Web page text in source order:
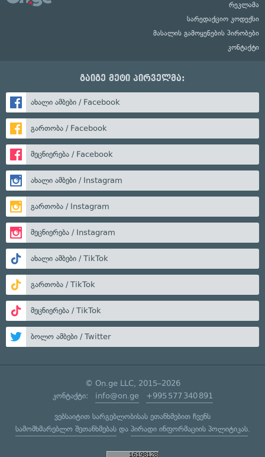
რეკლამა
სარედაქციო კოდექსი
მასალის გამოყენების პირობები
კონტაქტი
გაიგე მეტი პირველმა:
ახალი ამბები / Facebook
გართობა / Facebook
მეცნიერება / Facebook
ახალი ამბები / Instagram
გართობა / Instagram
მეცნიერება / Instagram
ახალი ამბები / TikTok
გართობა / TikTok
მეცნიერება / TikTok
ბოლო ამბები / Twitter
© On.ge LLC, 2015–2026
კონტაქტი: info@on.ge +995 577 340 891
ვებსაიტით სარგებლობისას ეთანხმებით ჩვენს
სამომხმარებლო შეთანხმებასდა პირადი ინფორმაციის პოლიტიკას.